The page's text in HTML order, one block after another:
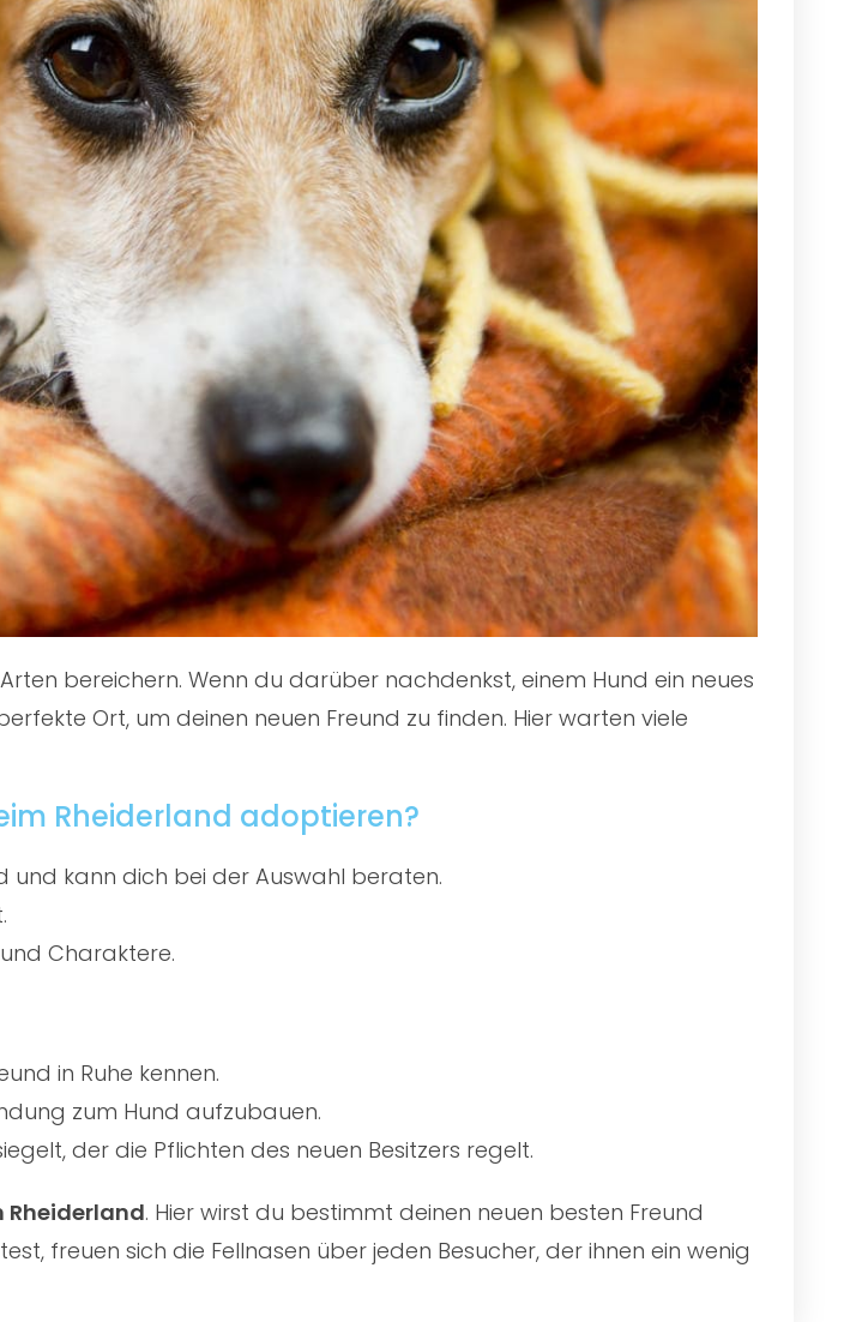
bereichern. Wenn du darüber nachdenkst, einem Hund ein neues
Ort, um deinen neuen Freund zu finden. Hier warten viele
Rheiderland adoptieren?
und kann dich bei der Auswahl beraten.
Charaktere.
in Ruhe kennen.
zum Hund aufzubauen.
der die Pflichten des neuen Besitzers regelt.
Rheiderland. Hier wirst du bestimmt deinen neuen besten Freund
freuen sich die Fellnasen über jeden Besucher, der ihnen ein wenig